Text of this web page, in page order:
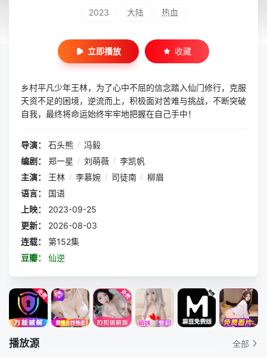
2023 大陆 热血
立即播放 收藏
乡村平凡少年王林，为了心中不屈的信念踏入仙门修行，克服
天资不足的困境，逆流而上，积极面对苦难与挑战，不断突破
自我，最终将命运始终牢牢地把握在自己手中！
导演： 石头熊 / 冯毅
编剧：
郑一星 / 刘萌薇 / 李凯帆
主演：
王林 / 李慕婉 / 司徒南 / 柳眉
语言：
国语
上映：
2023-09-25
更新：
2026-08-03
连载：
第152集
豆瓣：
仙逆
播放源 全部